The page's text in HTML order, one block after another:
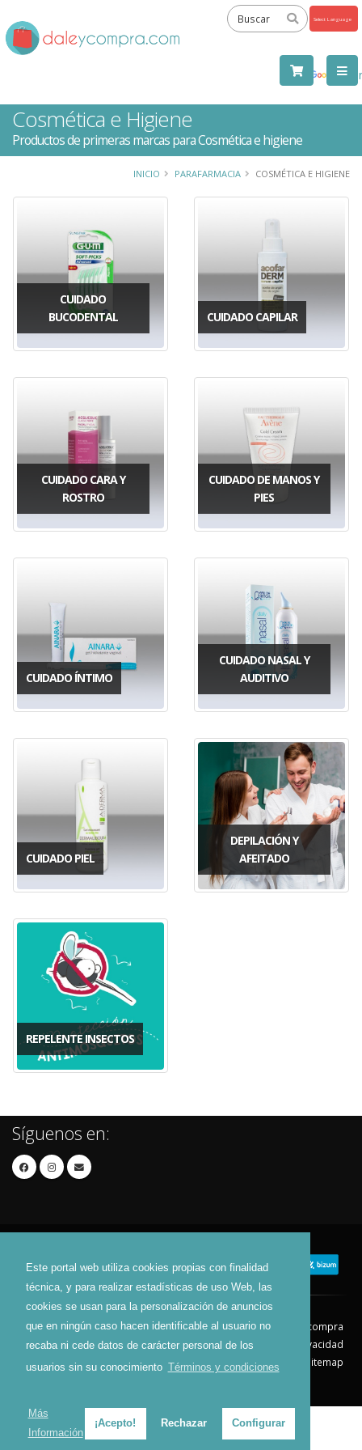
Este portal web utiliza cookies propias con finalidad
técnica, y para realizar estadísticas de uso Web, las
cookies se usan para la personalización de anuncios
que en ningún caso hacen identificable al usuario no
recaba ni cede datos de carácter personal de los
usuarios sin su conocimiento Términos y condiciones
Más
Información
¡Acepto! Rechazar Configurar
by
Cosmética e Higiene
Productos de primeras marcas para Cosmética e higiene
INICIO PARAFARMACIA COSMÉTICA E HIGIENE
CUIDADO
BUCODENTAL
CUIDADO CAPILAR
CUIDADO CARA Y
ROSTRO
CUIDADO DE MANOS Y
PIES
CUIDADO ÍNTIMO
CUIDADO NASAL Y
AUDITIVO
CUIDADO PIEL
DEPILACIÓN Y
AFEITADO
REPELENTE INSECTOS
Síguenos en:
Contacto Aviso Legal
Condiciones de compra
Política de envíos
Política de devolución
Política de Privacidad
Política de Cookies
Sitemap